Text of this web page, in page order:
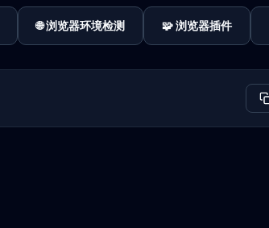
🌐 浏览器环境检测 🧩 浏览器插件